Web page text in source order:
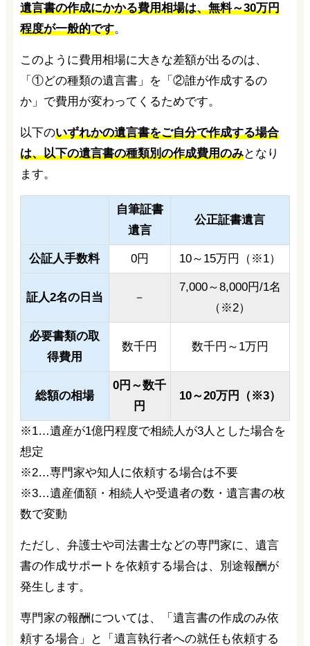
遺言書の作成にかかる費用相場は、無料～30万円
程度が一般的です。
このように費用相場に大きな差額が出るのは、
「①どの種類の遺言書」を「②誰が作成するの
か」で費用が変わってくるためです。
以下のいずれかの遺言書をご自分で作成する場合
は、以下の遺言書の種類別の作成費用のみとなり
ます。
自筆証書
遺言
公正証書遺言
公証人手数料 0円 10～15万円（※1）
証人2名の日当 －
7,000～8,000円/1名
（※2）
必要書類の取
得費用
数千円 数千円～1万円
総額の相場
0円～数千
円
10～20万円（※3）
※1…遺産が1億円程度で相続人が3人とした場合を
想定
※2…専門家や知人に依頼する場合は不要
※3…遺産価額・相続人や受遺者の数・遺言書の枚
数で変動
ただし、弁護士や司法書士などの専門家に、遺言
書の作成サポートを依頼する場合は、別途報酬が
発生します。
専門家の報酬については、「遺言書の作成のみ依
頼する場合」と「遺言執行者への就任も依頼する